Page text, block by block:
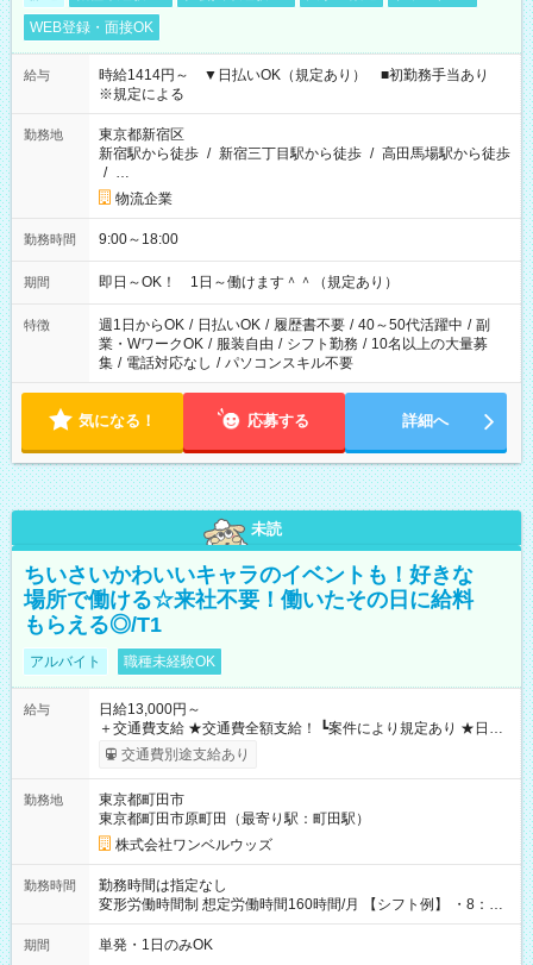
WEB登録・面接OK
給与
時給1414円～ ▼日払いOK（規定あり） ■初勤務手当あり
※規定による
勤務地
東京都新宿区
新宿駅から徒歩 / 新宿三丁目駅から徒歩 / 高田馬場駅から徒歩
/ …
物流企業
勤務時間 9:00～18:00
期間 即日～OK！ 1日～働けます＾＾（規定あり）
特徴 週1日からOK / 日払いOK / 履歴書不要 / 40～50代活躍中 / 副
業・WワークOK / 服装自由 / シフト勤務 / 10名以上の大量募
集 / 電話対応なし / パソコンスキル不要
気になる！ 応募する 詳細へ
未読
ちいさいかわいいキャラのイベントも！好きな
場所で働ける☆来社不要！働いたその日に給料
もらえる◎/T1
アルバイト 職種未経験OK
給与
日給13,000円～
＋交通費支給 ★交通費全額支給！ ┗案件により規定あり ★日払
いOK！（規定あり） ┗働いたその日に現金GET♪ お仕事後はコ
ンビニATMから 日払い分を引き落とせます！ 【試用期間】試
交通費別途支給あり
勤務地
東京都町田市
東京都町田市原町田（最寄り駅：町田駅）
株式会社ワンベルウッズ
勤務時間
勤務時間は指定なし
変形労働時間制 想定労働時間160時間/月 【シフト例】 ・8：00
～21：00
期間 単発・1日のみOK